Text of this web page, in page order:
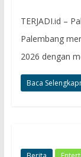
TERJADI.id –
Palembang
2026 dengan
Baca